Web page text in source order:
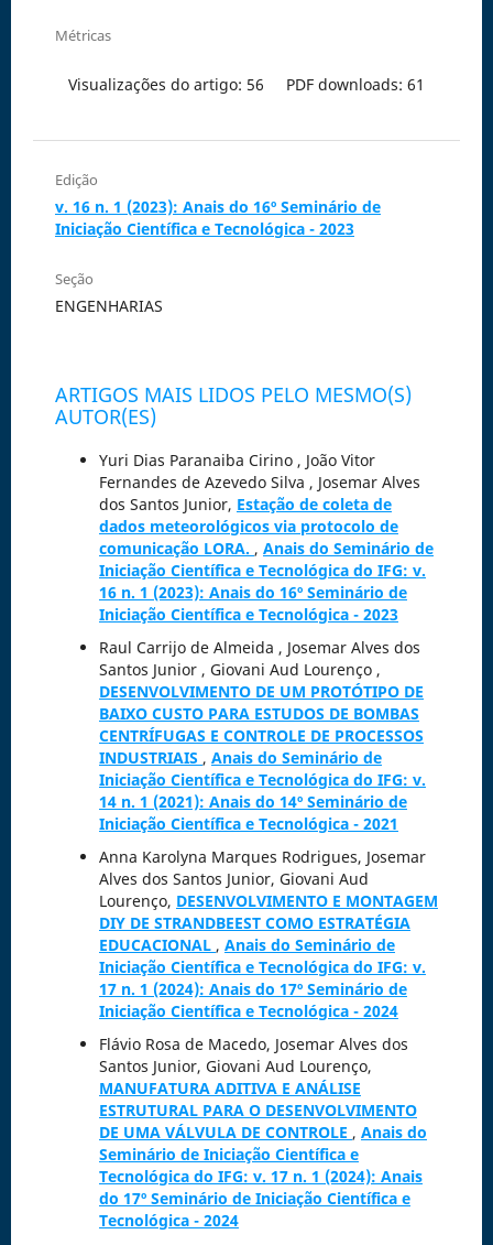
Métricas
Visualizações do artigo: 56 PDF downloads: 61
Edição
v. 16 n. 1 (2023): Anais do 16º Seminário de
Iniciação Científica e Tecnológica - 2023
Seção
ENGENHARIAS
ARTIGOS MAIS LIDOS PELO MESMO(S)
AUTOR(ES)
Yuri Dias Paranaiba Cirino , João Vitor
Fernandes de Azevedo Silva , Josemar Alves
dos Santos Junior, Estação de coleta de
dados meteorológicos via protocolo de
comunicação LORA. , Anais do Seminário de
Iniciação Científica e Tecnológica do IFG: v.
16 n. 1 (2023): Anais do 16º Seminário de
Iniciação Científica e Tecnológica - 2023
Raul Carrijo de Almeida , Josemar Alves dos
Santos Junior , Giovani Aud Lourenço ,
DESENVOLVIMENTO DE UM PROTÓTIPO DE
BAIXO CUSTO PARA ESTUDOS DE BOMBAS
CENTRÍFUGAS E CONTROLE DE PROCESSOS
INDUSTRIAIS , Anais do Seminário de
Iniciação Científica e Tecnológica do IFG: v.
14 n. 1 (2021): Anais do 14º Seminário de
Iniciação Científica e Tecnológica - 2021
Anna Karolyna Marques Rodrigues, Josemar
Alves dos Santos Junior, Giovani Aud
Lourenço, DESENVOLVIMENTO E MONTAGEM
DIY DE STRANDBEEST COMO ESTRATÉGIA
EDUCACIONAL , Anais do Seminário de
Iniciação Científica e Tecnológica do IFG: v.
17 n. 1 (2024): Anais do 17º Seminário de
Iniciação Científica e Tecnológica - 2024
Flávio Rosa de Macedo, Josemar Alves dos
Santos Junior, Giovani Aud Lourenço,
MANUFATURA ADITIVA E ANÁLISE
ESTRUTURAL PARA O DESENVOLVIMENTO
DE UMA VÁLVULA DE CONTROLE , Anais do
Seminário de Iniciação Científica e
Tecnológica do IFG: v. 17 n. 1 (2024): Anais
do 17º Seminário de Iniciação Científica e
Tecnológica - 2024